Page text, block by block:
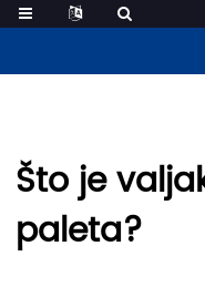
Valjci Za
Što je
paleta?